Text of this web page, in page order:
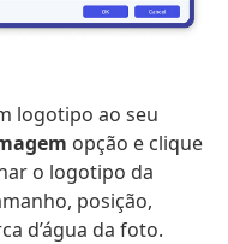
logotipo ao seu
opção e clique
o logotipo da
posição,
d’água da foto.